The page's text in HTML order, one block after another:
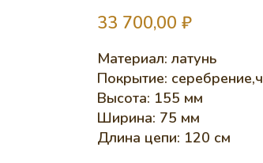
33 700,00 ₽
Материал: латунь
Покрытие:
Высота: 155 мм
Ширина: 75 мм
Длина цепи: 120 см